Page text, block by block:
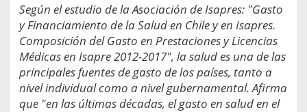
Según el estudio de la Asociación de Isapres: "Gasto
y Financiamiento de la Salud en Chile y en Isapres.
Composición del Gasto en Prestaciones y Licencias
Médicas en Isapre 2012-2017", la salud es una de las
principales fuentes de gasto de los países, tanto a
nivel individual como a nivel gubernamental. Afirma
que "en las últimas décadas, el gasto en salud en el